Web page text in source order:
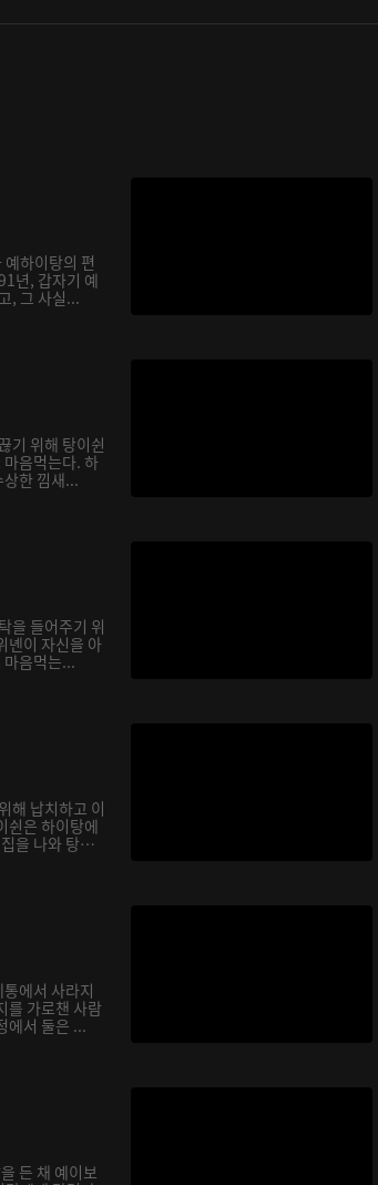
하이탕의 편
년, 갑자기 예
, 그 사실...
기 위해 탕이쉰
음먹는다. 하
한 낌새...
을 들어주기 위
녠이 자신을 아
마음먹는...
해 납치하고 이
쉰은 하이탕에
을 나와 탕이
에서 사라지
를 가로챈 사람
에서 둘은 ...
든 채 예이보